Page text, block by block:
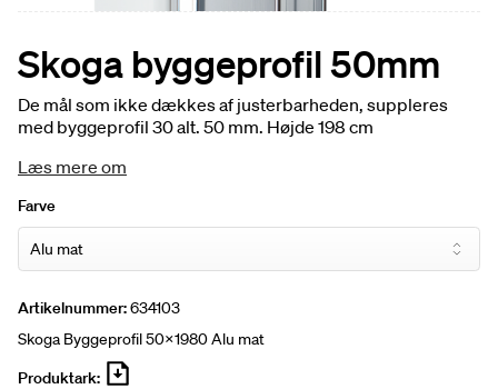
Skoga byggeprofil 50mm
De mål som ikke dækkes af justerbarheden, suppleres
med byggeprofil 30 alt. 50 mm. Højde 198 cm
Læs mere om
Farve
Artikelnummer:634103
Skoga Byggeprofil 50x1980 Alu mat
Produktark: